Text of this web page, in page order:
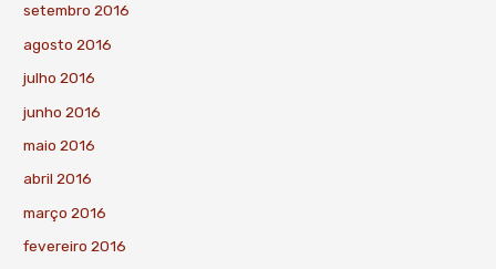
setembro 2016
agosto 2016
julho 2016
junho 2016
maio 2016
abril 2016
março 2016
fevereiro 2016